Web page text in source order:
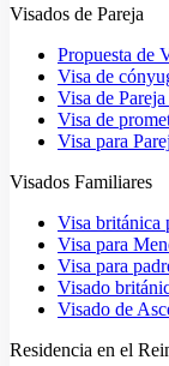
Visados de Pareja
Propuesta de
Visa de
Visa de
Visa de
Visa para
Visados Familiares
Visa británica
Visa para
Visa para
Visado
Visado de
Residencia en el